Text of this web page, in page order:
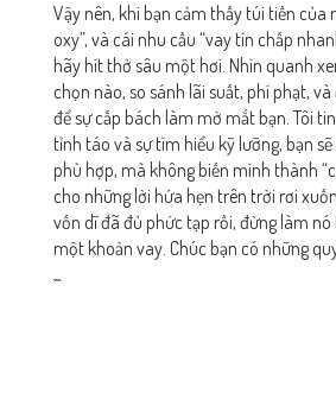
Vậy nên, khi bạn cảm thấy túi tiền của
oxy”, và cái nhu cầu “vay tín chấp
hãy hít thở sâu một hơi. Nhìn quanh
chọn nào, so sánh lãi suất, phí phạt,
để sự cấp bách làm mờ mắt bạn. Tôi
tỉnh táo và sự tìm hiểu kỹ lưỡng, bạn
phù hợp, mà không biến mình thành
cho những lời hứa hẹn trên trời rơi
vốn dĩ đã đủ phức tạp rồi, đừng làm
một khoản vay. Chúc bạn có những
```